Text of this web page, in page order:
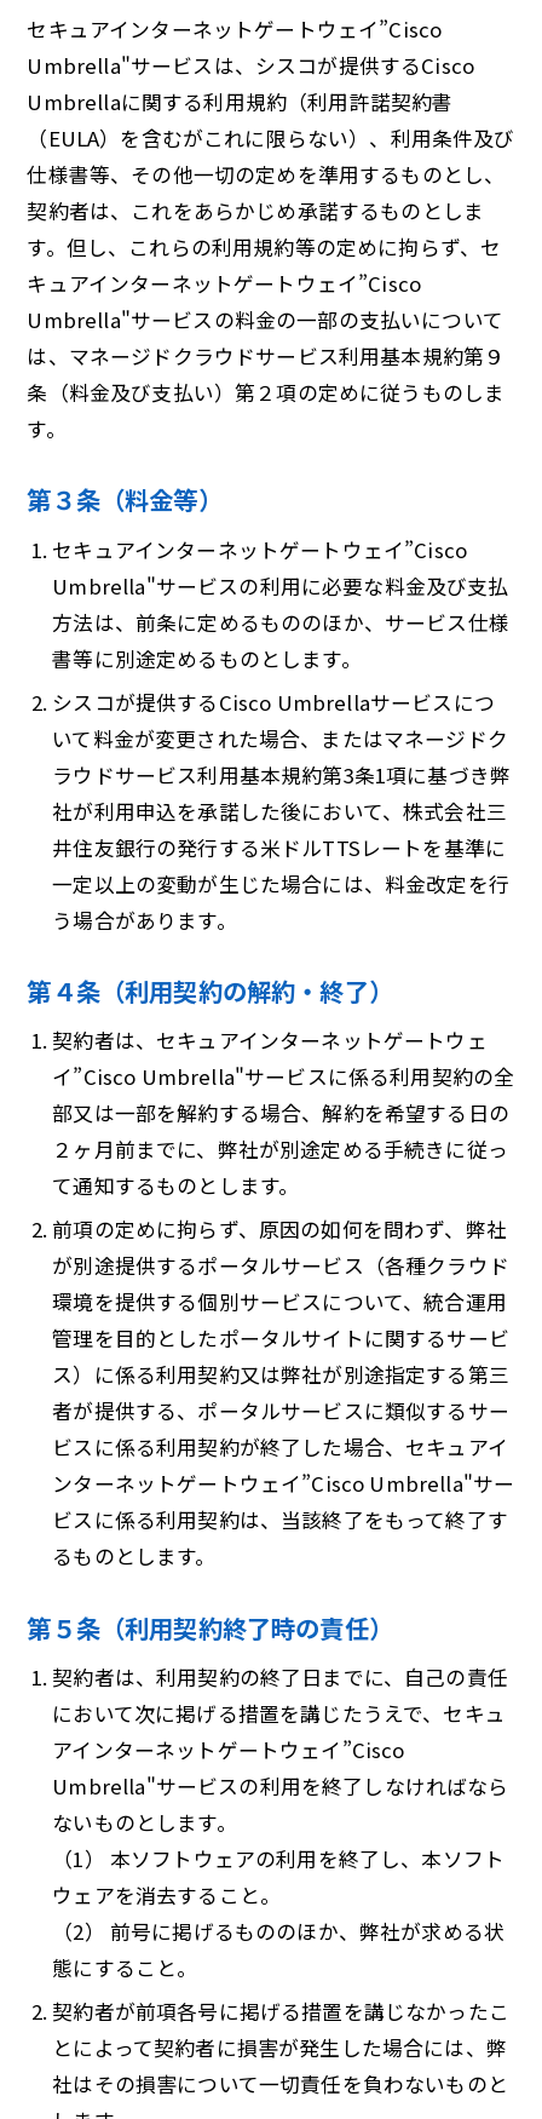
セキュアインターネットゲートウェイ”Cisco
Umbrella"サービスは、シスコが提供するCisco
Umbrellaに関する利用規約（利用許諾契約書
（EULA）を含むがこれに限らない）、利用条件及び
仕様書等、その他一切の定めを準用するものとし、
契約者は、これをあらかじめ承諾するものとしま
す。但し、これらの利用規約等の定めに拘らず、セ
キュアインターネットゲートウェイ”Cisco
Umbrella"サービスの料金の一部の支払いについて
は、マネージドクラウドサービス利用基本規約第９
条（料金及び支払い）第２項の定めに従うものしま
す。
第３条（料金等）
セキュアインターネットゲートウェイ”Cisco
Umbrella"サービスの利用に必要な料金及び支払
方法は、前条に定めるもののほか、サービス仕様
書等に別途定めるものとします。
シスコが提供するCisco Umbrellaサービスにつ
いて料金が変更された場合、またはマネージドク
ラウドサービス利用基本規約第3条1項に基づき弊
社が利用申込を承諾した後において、株式会社三
井住友銀行の発行する米ドルTTSレートを基準に
一定以上の変動が生じた場合には、料金改定を行
う場合があります。
第４条（利用契約の解約・終了）
契約者は、セキュアインターネットゲートウェ
イ”Cisco Umbrella"サービスに係る利用契約の全
部又は一部を解約する場合、解約を希望する日の
２ヶ月前までに、弊社が別途定める手続きに従っ
て通知するものとします。
前項の定めに拘らず、原因の如何を問わず、弊社
が別途提供するポータルサービス（各種クラウド
環境を提供する個別サービスについて、統合運用
管理を目的としたポータルサイトに関するサービ
ス）に係る利用契約又は弊社が別途指定する第三
者が提供する、ポータルサービスに類似するサー
ビスに係る利用契約が終了した場合、セキュアイ
ンターネットゲートウェイ”Cisco Umbrella"サー
ビスに係る利用契約は、当該終了をもって終了す
るものとします。
第５条（利用契約終了時の責任）
契約者は、利用契約の終了日までに、自己の責任
において次に掲げる措置を講じたうえで、セキュ
アインターネットゲートウェイ”Cisco
Umbrella"サービスの利用を終了しなければなら
ないものとします。
（1）
本ソフトウェアの利用を終了し、本ソフト
ウェアを消去すること。
（2）
前号に掲げるもののほか、弊社が求める状
態にすること。
契約者が前項各号に掲げる措置を講じなかったこ
とによって契約者に損害が発生した場合には、弊
社はその損害について一切責任を負わないものと